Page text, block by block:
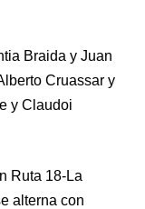
Braida y Juan
Cruassar y
y Claudoi
Ruta 18-La
alterna con